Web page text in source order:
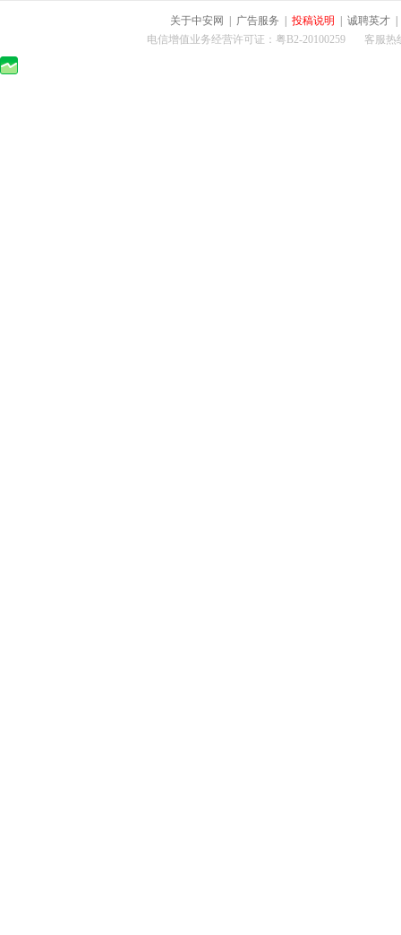
关于中安网 广告服务 投稿说明 诚聘英才
电信增值业务经营许可证：粤B2-20100259 客服